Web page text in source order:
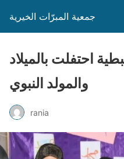
جمعية المبرّات الخيرية
احتفلت بالميلاد
والمولد النبوي
rania